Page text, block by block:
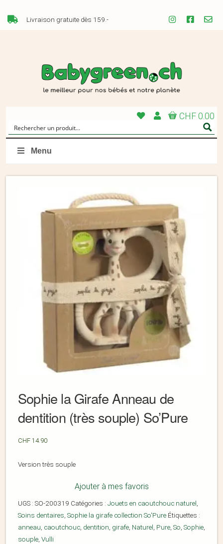
Livraison gratuite dès 159.-
CHF 0.00
Menu
Sophie la Girafe Anneau de
dentition (très souple) So’Pure
CHF 14.90
Version très souple
Ajouter à mes favoris
UGS : SO-200319 Catégories : Jouets en caoutchouc naturel,
Soins dentaires, Sophie la girafe collection So'Pure Étiquettes :
anneau, caoutchouc, dentition, girafe, Naturel, Pure, So, Sophie,
souple, Vulli